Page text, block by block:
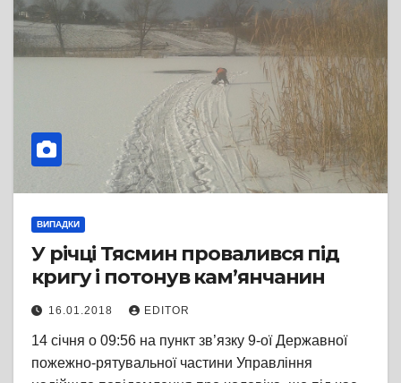
ВИПАДКИ
У річці Тясмин провалився під
кригу і потонув кам’янчанин
16.01.2018 EDITOR
14 січня о 09:56 на пункт зв’язку 9-ої Державної
пожежно-рятувальної частини Управління